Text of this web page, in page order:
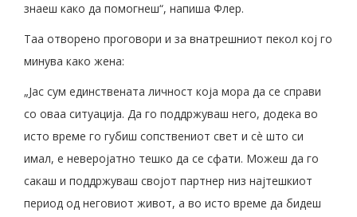
знаеш како да помогнеш“, напиша Флер.
Таа отворено проговори и за внатрешниот пекол кој го
минува како жена:
„Јас сум единствената личност која мора да се справи
со оваа ситуација. Да го поддржуваш него, додека во
исто време го губиш сопствениот свет и сè што си
имал, е неверојатно тешко да се сфати. Можеш да го
сакаш и поддржуваш својот партнер низ најтешкиот
период од неговиот живот, а во исто време да бидеш